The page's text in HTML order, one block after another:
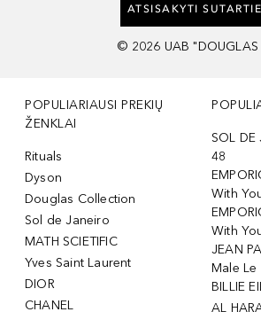
ATSISAKYTI
© 2026 UAB "DOUGLAS
POPULIARIAUSI PREKIŲ
ŽENKLAI
Rituals
Dyson
Douglas Collection
Sol de Janeiro
MATH SCIETIFIC
Yves Saint Laurent
DIOR
CHANEL
SOL DE
48
With
With
JEAN
Male Le
BILLIE
AL